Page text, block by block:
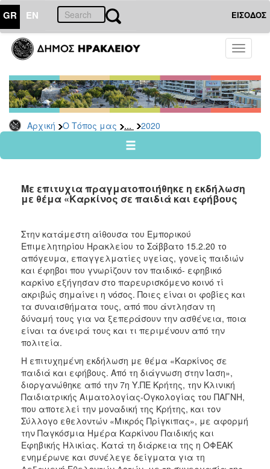
GR EN ΕΙΣΟΔΟΣ
Toggle
Αρχική Ο Τόπος μας ... 2020
ΤΟΠΟΣ
ΜΑΣ
Ανακοινώσεις
Αρχείο
2026
2024
2022
2020
2019
2018
2017
2016
2015
2012
2011
ΔΗΜΟΣ
ΠΟΛΙΤΙΣΜΟΣ
Με επιτυχια πραγματοποιήθηκε η εκδήλωση
με θέμα «Καρκίνος σε παιδιά και εφήβους
Στην κατάμεστη αίθουσα του Εμπορικού
Επιμελητηρίου Ηρακλείου το Σάββατο 15.2.20 το
απόγευμα, επαγγελματίες υγείας, γονείς παιδιών
και έφηβοι που γνωρίζουν τον παιδικό- εφηβικό
καρκίνο εξήγησαν στο παρευρισκόμενο κοινό τί
ακριβώς σημαίνει η νόσος. Ποιες είναι οι φοβίες και
τα συναισθήματα τους, από που άντλησαν τη
δύναμή τους για να ξεπεράσουν την ασθένεια, ποια
είναι τα όνειρά τους και τι περιμένουν από την
πολιτεία.
Η επιτυχημένη εκδήλωση με θέμα «Καρκίνος σε
παιδιά και εφήβους. Από τη διάγνωση στην Ίαση»,
διοργανώθηκε από την 7η Υ.ΠΕ Κρήτης, την Κλινική
Παιδιατρικής Αιματολογίας-Ογκολογίας του ΠΑΓΝΗ,
που αποτελεί την μοναδική της Κρήτης, και τον
Σύλλογο εθελοντών «Μικρός Πρίγκιπας», με αφορμή
την Παγκόσμια Ημέρα Καρκίνου Παιδικής και
Εφηβικής Ηλικίας. Κατά τη διάρκεια της η ΟΦΕΑΚ
ενημέρωνε και συνέλεγε δείγματα για τη